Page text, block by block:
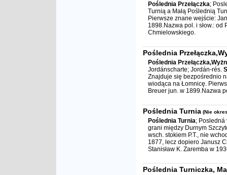
Poślednia Przełączka;
Turnią a Małą Poślednią
Pierwsze znane wejście:
1898.Nazwa pol. i słow.:
Chmielowskiego.
Poślednia
Poślednia
Jordánscharte; Jordán-rés.
Znajduje się bezpośrednio
wiodąca na Łomnicę.
Breuer jun. w 1899.Nazwa
Poślednia Turnia (Nie
Poślednia Turnia;
grani między Durnym
wsch. stokiem P.T., nie
1877, lecz dopiero Janusz
Stanisław K. Zaremba w
Poślednia Turniczka,